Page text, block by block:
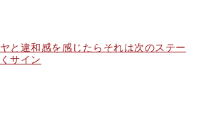
と違和感を感じたらそれは次のステー
サイン